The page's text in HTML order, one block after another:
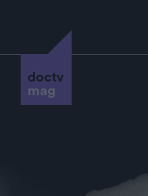
doctv
mag